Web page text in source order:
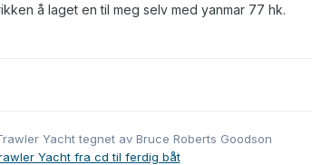
å laget en til meg selv med yanmar 77 hk.
Yacht tegnet av Bruce Roberts Goodson
Yacht fra cd til ferdig båt